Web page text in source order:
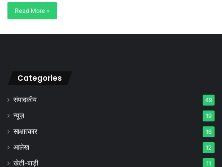
Read More »
Categories
संपादकीय 49
न्यूज़ 19
साक्षात्कार 16
आलेख 12
खेती-बाड़ी 11